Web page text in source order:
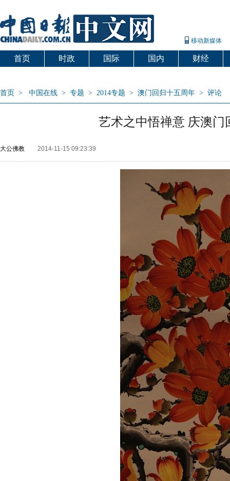
移动新媒体
首页 时政 国际 国内
财经
首页 > 中国在线 > 专题 > 2014专题 > 澳门回归十五周年 > 评论
艺术之中悟禅意 庆澳
大公佛教 2014-11-15 09:23:39